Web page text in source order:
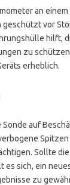
an
geschützt vor
hilft,
zu
erheblich.
auf
Sollte die
es sich, ein
zu